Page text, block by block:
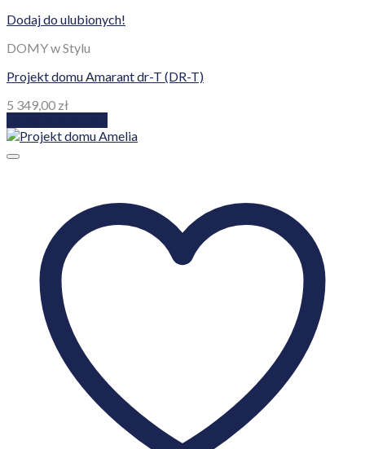
Dodaj do ulubionych!
DOMY w Stylu
Projekt domu Amarant dr-T (DR-T)
5 349,00 zł